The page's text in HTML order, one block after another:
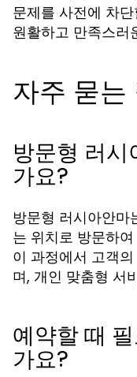
문제를 사전에 차
원활하고 만족스러
자주 묻는
방문형 러
가요?
방문형 러시아안마
는 위치로 방문하
이 과정에서 고객
며, 개인 맞춤형 서
예약할 때
가요?